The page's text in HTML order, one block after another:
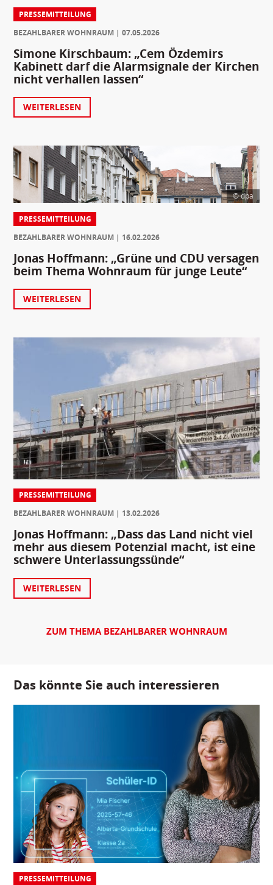
PRESSEMITTEILUNG
BEZAHLBARER WOHNRAUM
07.05.2026
Simone Kirschbaum: „Cem Özdemirs
Kabinett darf die Alarmsignale der Kirchen
nicht verhallen lassen“
WEITERLESEN
© dpa
PRESSEMITTEILUNG
BEZAHLBARER WOHNRAUM
16.02.2026
Jonas Hoffmann: „Grüne und CDU versagen
beim Thema Wohnraum für junge Leute“
WEITERLESEN
PRESSEMITTEILUNG
BEZAHLBARER WOHNRAUM
13.02.2026
Jonas Hoffmann: „Dass das Land nicht viel
mehr aus diesem Potenzial macht, ist eine
schwere Unterlassungssünde“
WEITERLESEN
ZUM THEMA BEZAHLBARER WOHNRAUM
Das könnte Sie auch interessieren
PRESSEMITTEILUNG